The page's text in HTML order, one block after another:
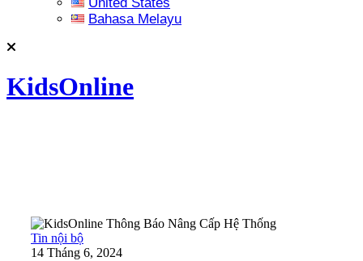
Bahasa Melayu
KidsOnline
Tin nội bộ
14 Tháng 6, 2024